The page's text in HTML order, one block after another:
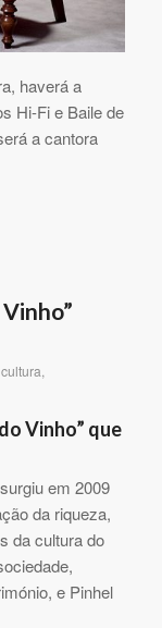
haverá a
Hi-Fi e Baile de
a cantora
cultura,
Vinho” que
em 2009
da riqueza,
da cultura do
e Pinhel